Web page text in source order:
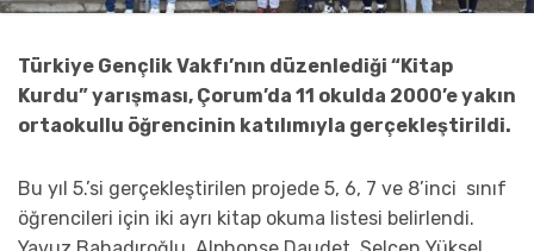
Türkiye Gençlik Vakfı’nın düzenlediği “Kitap
Kurdu” yarışması, Çorum’da 11 okulda 2000’e yakın
ortaokullu öğrencinin katılımıyla gerçekleştirildi.
Bu yıl 5.’si gerçekleştirilen projede 5, 6, 7 ve 8’inci sınıf
öğrencileri için iki ayrı kitap okuma listesi belirlendi.